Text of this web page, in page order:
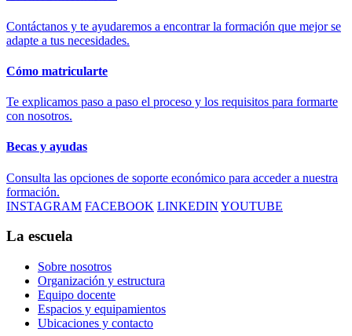
Contáctanos y te ayudaremos a encontrar la formación que mejor se
adapte a tus necesidades.
Cómo matricularte
Te explicamos paso a paso el proceso y los requisitos para formarte
con nosotros.
Becas y ayudas
Consulta las opciones de soporte económico para acceder a nuestra
formación.
INSTAGRAM FACEBOOK LINKEDIN YOUTUBE
La escuela
Sobre nosotros
Organización y estructura
Equipo docente
Espacios y equipamientos
Ubicaciones y contacto